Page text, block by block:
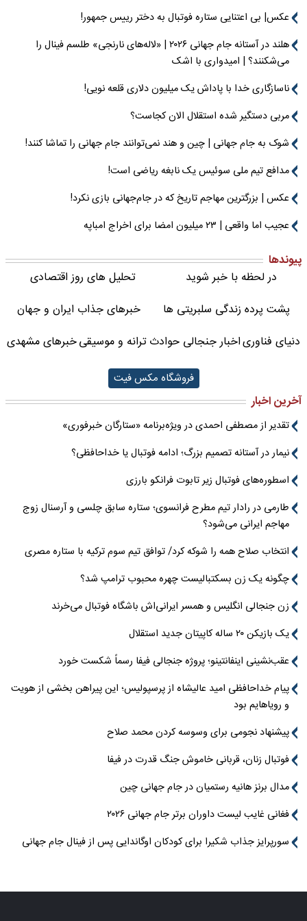
عکس| بی اعتنایی ستاره فوتبال به دختر رییس جمهور!
هلند در آستانه جام جهانی ۲۰۲۶ | «لاله‌های نارنجی» طلسم فینال را
می‌شکنند؟ | امیدواری با اشک
ناسازگاری خدا با پاداش یک میلیون دلاری قلعه نویی!
مربی دستگیر شده استقلال الان کجاست؟
شوک به جام جهانی | چین و هند نمی‌توانند جام جهانی را تماشا کنند!
مدافع تیم ملی سوئیس یک نابغه ریاضی است!
عکس | بزرگترین مهاجم تاریخ که در جام‌جهانی بازی نکرد!
عجیب اما واقعی | ۲۳ میلیون امضا برای اخراج امباپه
پیوندها
در لحظه با خبر شوید
تحلیل های روز اقتصادی
پشت پرده زندگی سلبریتی ها
خبرهای جذاب ایران و جهان
دنیای فناوریاخبار جنجالی حوادثترانه و موسیقیخبرهای مشهدی
فروشگاه مکس فیت
آخرین اخبار
تقدیر از مصطفی احمدی در ویژه‌برنامه «ستارگان خبرفوری»
نیمار در آستانه تصمیم بزرگ؛ ادامه فوتبال یا خداحافظی؟
اسطوره‌های فوتبال زیر تابوت فرانکو بارزی
طارمی در رادار تیم مطرح فرانسوی؛ ستاره سابق چلسی و آرسنال زوج
مهاجم ایرانی می‌شود؟
انتخاب صلاح همه را شوکه کرد/ توافق تیم سوم ترکیه با ستاره مصری
چگونه یک زن بسکتبالیست چهره محبوب ترامپ شد؟
زن جنجالی انگلیس و همسر ایرانی‌اش باشگاه فوتبال می‌خرند
یک بازیکن ۲۰ ساله کاپیتان جدید استقلال
عقب‌نشینی اینفانتینو؛ پروژه جنجالی فیفا رسماً شکست خورد
پیام خداحافظی امید عالیشاه از پرسپولیس؛ این پیراهن بخشی از هویت
و رویاهایم بود
پیشنهاد نجومی برای وسوسه کردن محمد صلاح
فوتبال زنان، قربانی خاموش جنگ قدرت در فیفا
مدال برنز هانیه رستمیان در جام جهانی چین
فغانی غایب لیست داوران برتر جام جهانی ۲۰۲۶
سورپرایز جذاب شکیرا برای کودکان اوگاندایی پس از فینال جام جهانی